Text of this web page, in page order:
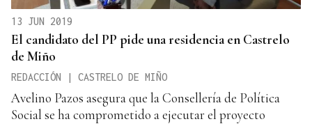
13 JUN 2019
El candidato del PP pide una residencia en Castrelo
de Miño
REDACCIÓN | CASTRELO DE MIÑO
Avelino Pazos asegura que la Consellería de Política
Social se ha comprometido a ejecutar el proyecto